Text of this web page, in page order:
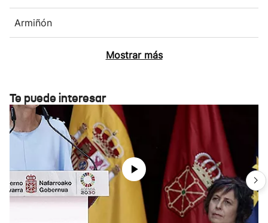
Armiñón
Mostrar más
Te puede interesar